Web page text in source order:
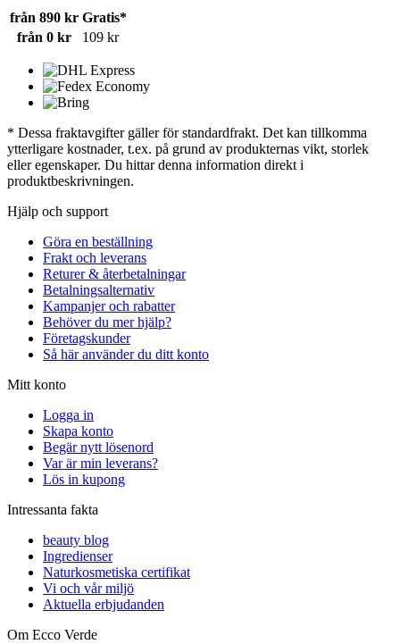
från 890 kr Gratis*
från 0 kr
109 kr
* Dessa fraktavgifter gäller för standardfrakt. Det kan tillkomma
ytterligare kostnader, t.ex. på grund av produkternas vikt, storlek
eller egenskaper. Du hittar denna information direkt i
produktbeskrivningen.
Hjälp och support
Göra en beställning
Frakt och leverans
Returer & återbetalningar
Betalningsalternativ
Kampanjer och rabatter
Behöver du mer hjälp?
Företagskunder
Så här använder du ditt konto
Mitt konto
Logga in
Skapa konto
Begär nytt lösenord
Var är min leverans?
Lös in kupong
Intressanta fakta
beauty blog
Ingredienser
Naturkosmetiska certifikat
Vi och vår miljö
Aktuella erbjudanden
Om Ecco Verde